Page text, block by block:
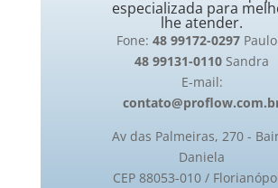
especializada para
lhe atender.
Fone: 48 99172-0297 Paulo
48 99131-0110 Sandra
E-mail:
Av das Palmeiras, 270 -
Daniela
CEP 88053-010 /